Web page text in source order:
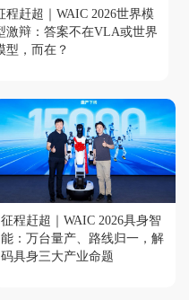
程赶超｜WAIC 2026世界模
激辩：答案不在VLA或世界
型，而在？
征程赶超｜WAIC 2026具身智
能：万台量产、路线归一，解
码具身三大产业命题